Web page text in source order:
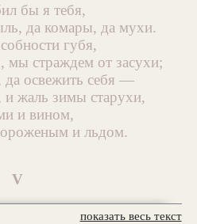
бы я тебя,
да комары, да мухи.
губя,
мы страждем от засухи;
освежить себя —
жаль зимы старухи,
и вином,
и льдом.
V
показать весь текст